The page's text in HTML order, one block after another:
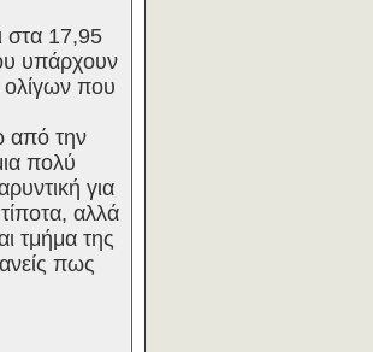
στα 17,95
υπάρχουν
ολίγων που
από την
πολύ
για
αλλά
τμήμα της
πως